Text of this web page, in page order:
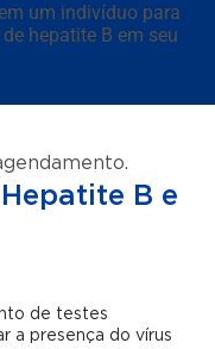
um indivíduo para
hepatite B em seu
B e
de testes
a presença do vírus